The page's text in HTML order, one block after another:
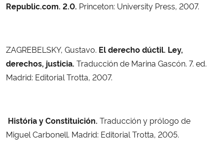
Republic.com. 2.0. Princeton: University Press, 2007.
ZAGREBELSKY, Gustavo. El derecho dúctil. Ley,
derechos, justicia. Traducción de Marina Gascón. 7. ed.
Madrid: Editorial Trotta, 2007.
História y Constituición. Traducción y prólogo de
Miguel Carbonell. Madrid: Editorial Trotta, 2005.